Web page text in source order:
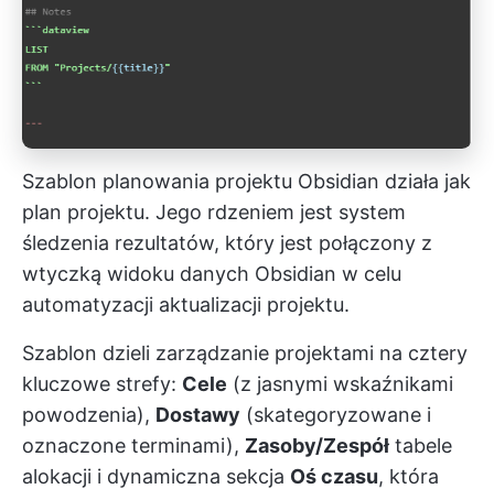
Szablon planowania projektu Obsidian działa jak
plan projektu. Jego rdzeniem jest system
śledzenia rezultatów, który jest połączony z
wtyczką widoku danych Obsidian w celu
automatyzacji aktualizacji projektu.
Szablon dzieli zarządzanie projektami na cztery
kluczowe strefy: Cele (z jasnymi wskaźnikami
powodzenia), Dostawy (skategoryzowane i
oznaczone terminami), Zasoby/Zespół tabele
alokacji i dynamiczna sekcja Oś czasu, która